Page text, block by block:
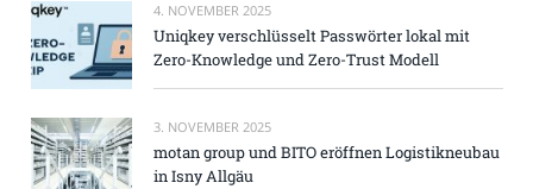
4. NOVEMBER 2025
Uniqkey verschlüsselt Passwörter lokal mit
Zero-Knowledge und Zero-Trust Modell
3. NOVEMBER 2025
motan group und BITO eröffnen Logistikneubau
in Isny Allgäu